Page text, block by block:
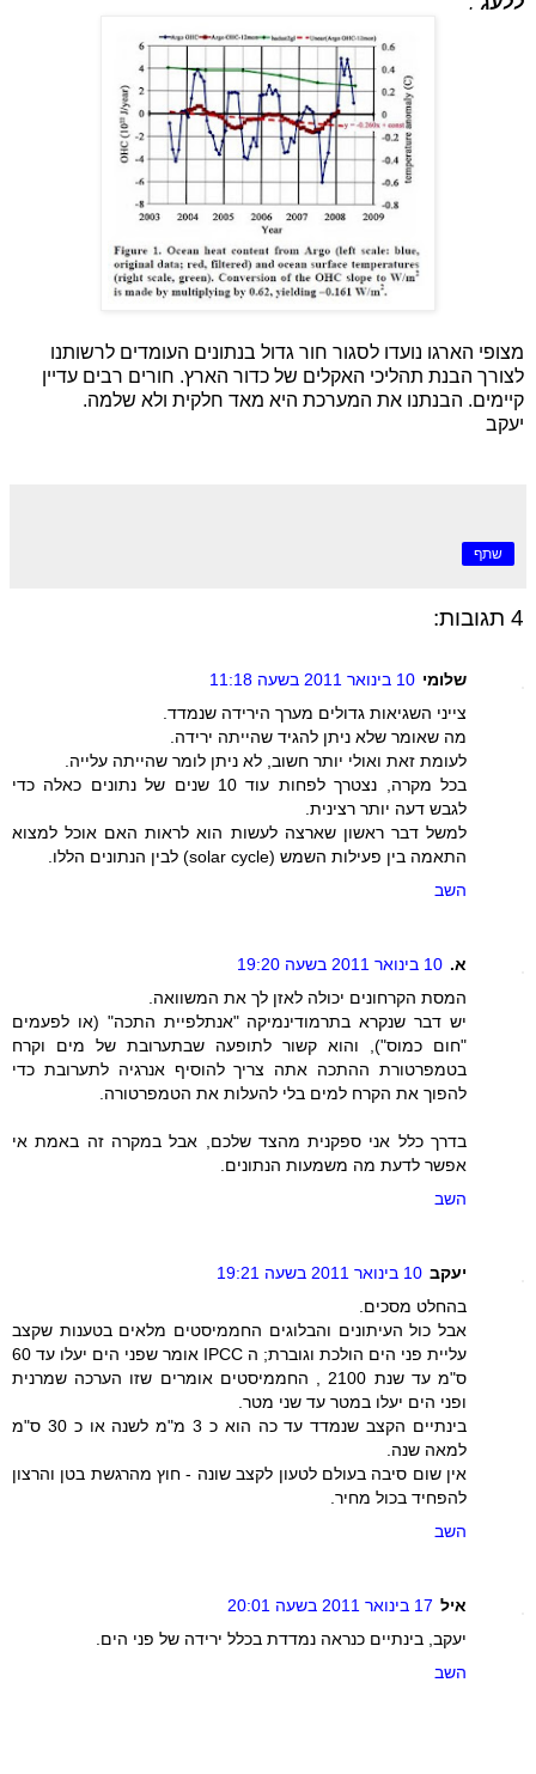
מצופי הארגו נועדו לסגור חור גדול בנתונים העומדים לרשותנו
לצורך הבנת תהליכי האקלים של כדור הארץ. חורים רבים עדיין
קיימים. הבנתנו את המערכת היא מאד חלקית ולא שלמה.
יעקב
שתף
4 תגובות:
שלומי 10 בינואר 2011 בשעה 11:18
צייני השגיאות גדולים מערך הירידה שנמדד.
מה שאומר שלא ניתן להגיד שהייתה ירידה.
לעומת זאת ואולי יותר חשוב, לא ניתן לומר שהייתה עלייה.
בכל מקרה, נצטרך לפחות עוד 10 שנים של נתונים כאלה כדי
לגבש דעה יותר רצינית.
למשל דבר ראשון שארצה לעשות הוא לראות האם אוכל למצוא
התאמה בין פעילות השמש (solar cycle) לבין הנתונים הללו.
השב
א. 10 בינואר 2011 בשעה 19:20
המסת הקרחונים יכולה לאזן לך את המשוואה.
יש דבר שנקרא בתרמודינמיקה "אנתלפיית התכה" (או לפעמים
"חום כמוס"), והוא קשור לתופעה שבתערובת של מים וקרח
בטמפרטורת ההתכה אתה צריך להוסיף אנרגיה לתערובת כדי
להפוך את הקרח למים בלי להעלות את הטמפרטורה.
בדרך כלל אני ספקנית מהצד שלכם, אבל במקרה זה באמת אי
אפשר לדעת מה משמעות הנתונים.
השב
יעקב 10 בינואר 2011 בשעה 19:21
בהחלט מסכים.
אבל כול העיתונים והבלוגים החממיסטים מלאים בטענות שקצב
עליית פני הים הולכת וגוברת; ה IPCC אומר שפני הים יעלו עד 60
ס"מ עד שנת 2100 , החממיסטים אומרים שזו הערכה שמרנית
ופני הים יעלו במטר עד שני מטר.
בינתיים הקצב שנמדד עד כה הוא כ 3 מ"מ לשנה או כ 30 ס"מ
למאה שנה.
אין שום סיבה בעולם לטעון לקצב שונה - חוץ מהרגשת בטן והרצון
להפחיד בכול מחיר.
השב
איל 17 בינואר 2011 בשעה 20:01
יעקב, בינתיים כנראה נמדדת בכלל ירידה של פני הים.
השב